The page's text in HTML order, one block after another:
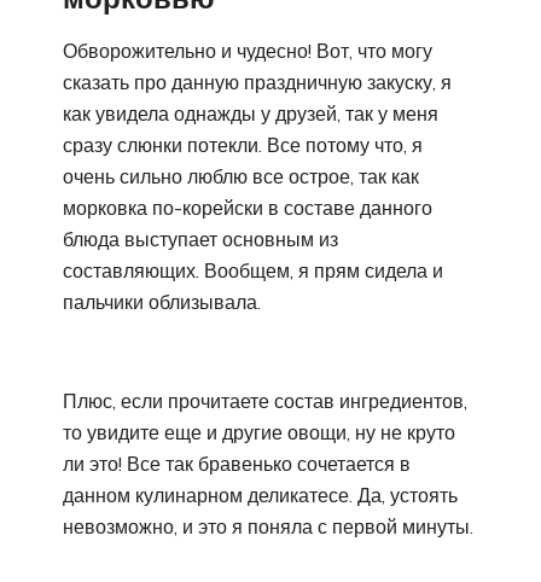
Обворожительно и чудесно! Вот, что могу
сказать про данную праздничную закуску, я
как увидела однажды у друзей, так у меня
сразу слюнки потекли. Все потому что, я
очень сильно люблю все острое, так как
морковка по-корейски в составе данного
блюда выступает основным из
составляющих. Вообщем, я прям сидела и
пальчики облизывала.
Плюс, если прочитаете состав ингредиентов,
то увидите еще и другие овощи, ну не круто
ли это! Все так бравенько сочетается в
данном кулинарном деликатесе. Да, устоять
невозможно, и это я поняла с первой минуты.